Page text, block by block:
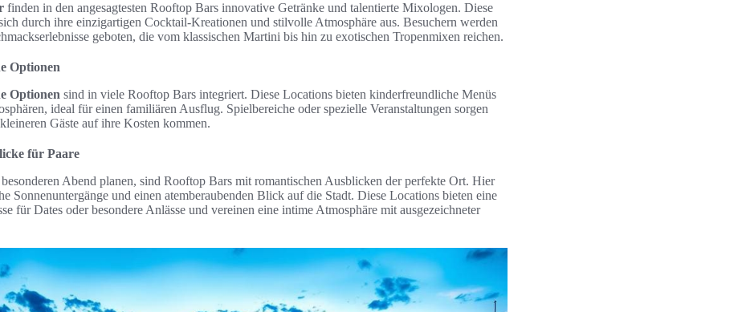
finden in den angesagtesten Rooftop Bars innovative Getränke und talentierte Mixologen. Diese
durch ihre einzigartigen Cocktail-Kreationen und stilvolle Atmosphäre aus. Besuchern werden
geboten, die vom klassischen Martini bis hin zu exotischen Tropenmixen reichen.
Optionen
Optionen sind in viele Rooftop Bars integriert. Diese Locations bieten kinderfreundliche Menüs
ideal für einen familiären Ausflug. Spielbereiche oder spezielle Veranstaltungen sorgen
Gäste auf ihre Kosten kommen.
für Paare
Abend planen, sind Rooftop Bars mit romantischen Ausblicken der perfekte Ort. Hier
Sonnenuntergänge und einen atemberaubenden Blick auf die Stadt. Diese Locations bieten eine
für Dates oder besondere Anlässe und vereinen eine intime Atmosphäre mit ausgezeichneter